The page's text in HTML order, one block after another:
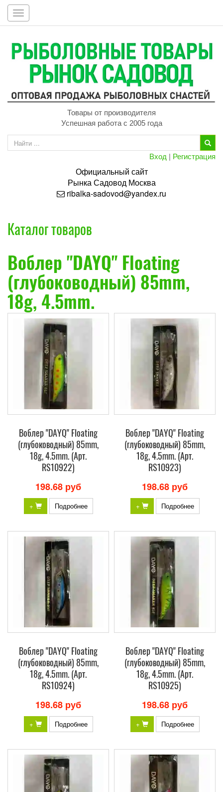
Toggle
navigation
Товары от производителя
Успешная работа с 2005 года
Вход | Регистрация
Официальный сайт
РынкаСадовод Москва
ribalka-sadovod@yandex.ru
Каталог товаров
Воблер "DAYQ" Floating
(глубоководный) 85mm,
18g, 4.5mm.
Воблер "DAYQ" Floating
(глубоководный) 85mm,
18g, 4.5mm. (Арт.
RS10922)
198.68 руб
+ Подробнее
Воблер "DAYQ" Floating
(глубоководный) 85mm,
18g, 4.5mm. (Арт.
RS10923)
198.68 руб
+ Подробнее
Воблер "DAYQ" Floating
(глубоководный) 85mm,
18g, 4.5mm. (Арт.
RS10924)
198.68 руб
+ Подробнее
Воблер "DAYQ" Floating
(глубоководный) 85mm,
18g, 4.5mm. (Арт.
RS10925)
198.68 руб
+ Подробнее